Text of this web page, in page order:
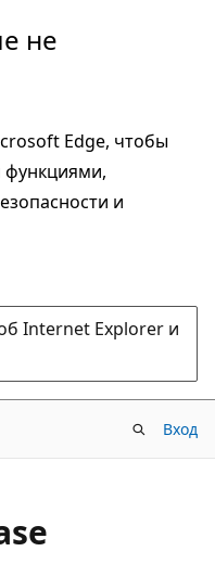
не
Edge, чтобы
функциями,
и
Internet Explorer и
Вход